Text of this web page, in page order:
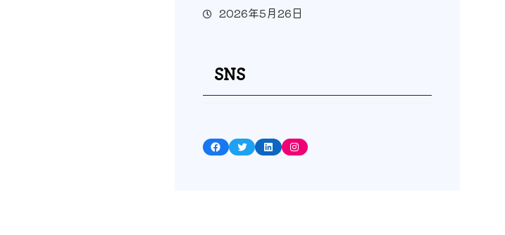
2026年5月26日
SNS
Facebook Twitter LinkedIn Instagram